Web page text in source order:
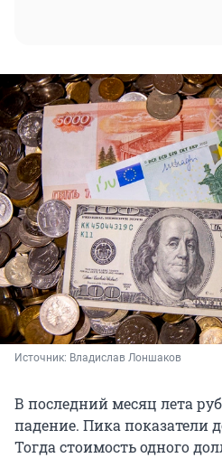
Источник: Владислав Лоншаков
В последний месяц лета
падение. Пика показатели
Тогда стоимость одного